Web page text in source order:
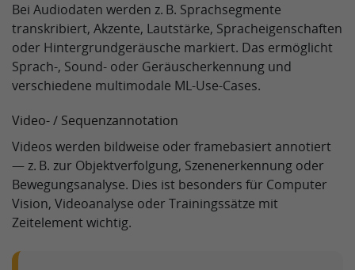
Bei Audiodaten werden z. B. Sprachsegmente
transkribiert, Akzente, Lautstärke, Spracheigenschaften
oder Hintergrundgeräusche markiert. Das ermöglicht
Sprach‑, Sound‑ oder Geräuscherkennung und
verschiedene multimodale ML‑Use‑Cases.
Video‑ / Sequenzannotation
Videos werden bildweise oder framebasiert annotiert
— z. B. zur Objektverfolgung, Szenenerkennung oder
Bewegungsanalyse. Dies ist besonders für Computer
Vision, Videoanalyse oder Trainingssätze mit
Zeitelement wichtig.